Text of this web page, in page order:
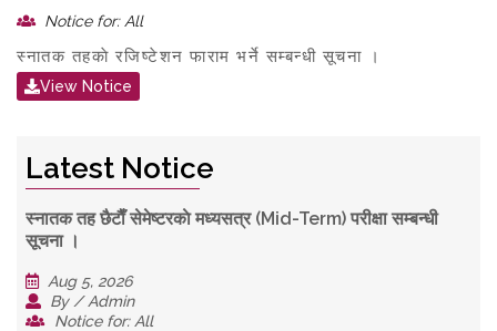
Notice for: All
स्नातक तहकाे रजिष्टेशन फाराम भर्ने सम्बन्धी सूचना ।
View Notice
Latest Notice
स्नातक तह छैटाैँ सेमेष्टरकाे मध्यसत्र (Mid-Term) परीक्षा सम्बन्धी
सूचना ।
Aug 5, 2026
By / Admin
Notice for: All